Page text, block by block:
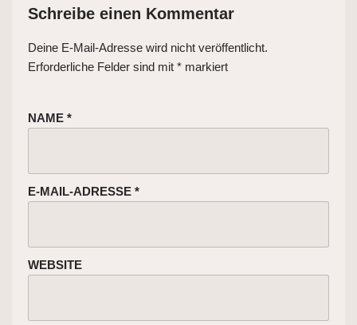
Schreibe einen Kommentar
Deine E-Mail-Adresse wird nicht veröffentlicht.
Erforderliche Felder sind mit * markiert
NAME *
E-MAIL-ADRESSE *
WEBSITE